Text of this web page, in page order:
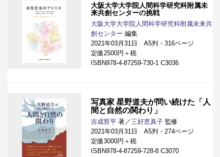
大阪大学大学院人間科学研究科附属未
来共創センターの挑戦
大阪大学大学院人間科学研究科附属未来共
創センター 編集
2021年03月31日 A5判・316ページ
定価2500円＋税
ISBN978-4-87259-730-1 C3036
写真家 星野道夫が問い続けた「人
間と自然の関わり」
吉成哲平 著／ 三好恵真子 監修
2021年03月31日 A5判・274ページ
定価3000円＋税
ISBN978-4-87259-728-8 C3070